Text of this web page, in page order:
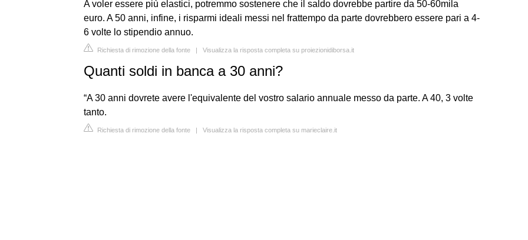
A voler essere più elastici, potremmo sostenere che il saldo dovrebbe partire da 50-60mila
euro. A 50 anni, infine, i risparmi ideali messi nel frattempo da parte dovrebbero essere pari a 4-
6 volte lo stipendio annuo.
Richiesta di rimozione della fonte | Visualizza la risposta completa su proiezionidiborsa.it
Quanti soldi in banca a 30 anni?
“A 30 anni dovrete avere l'equivalente del vostro salario annuale messo da parte. A 40, 3 volte
tanto.
Richiesta di rimozione della fonte | Visualizza la risposta completa su marieclaire.it